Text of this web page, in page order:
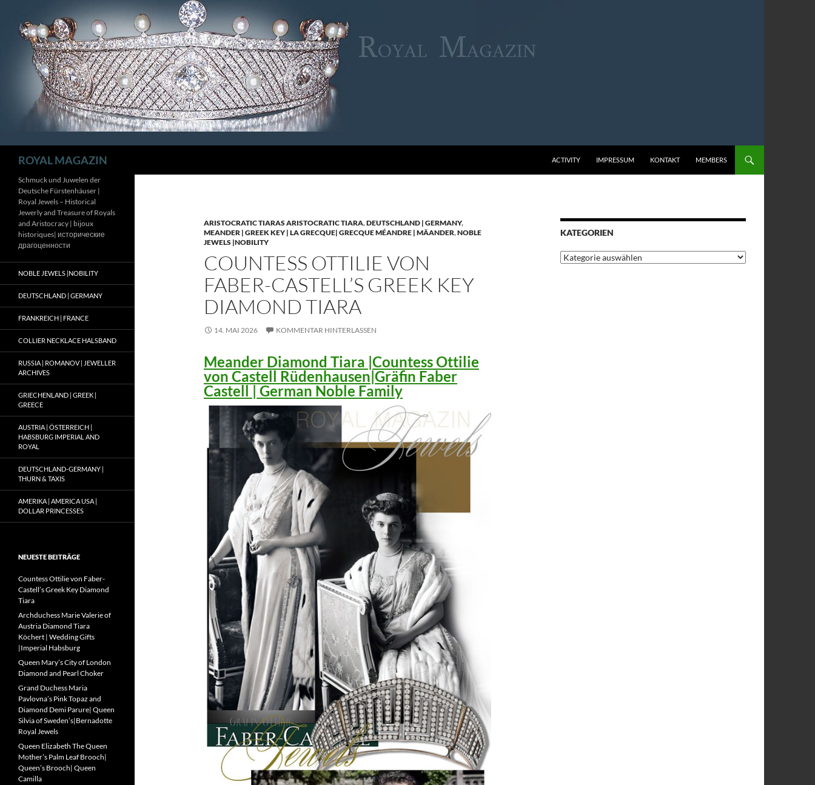
Inhalt
springen
ROYAL MAGAZIN ACTIVITY IMPRESSUM KONTAKT MEMBERS
ARISTOCRATIC TIARAS ARISTOCRATIC TIARA,DEUTSCHLAND | GERMANY,
MEANDER | GREEK KEY | LA GRECQUE| GRECQUE MÉANDRE | MÄANDER,NOBLE
JEWELS |NOBILITY
COUNTESS OTTILIE VON
FABER-CASTELL’S GREEK KEY
DIAMOND TIARA
14. MAI 2026 KOMMENTAR HINTERLASSEN
Meander Diamond Tiara |Countess Ottilie
von Castell Rüdenhausen|Gräfin Faber
Castell | German Noble Family
KATEGORIEN
Kategorien
Schmuck und Juwelen der
Deutsche Fürstenhäuser |
Royal Jewels – Historical
Jewerly and Treasure of Royals
and Aristocracy | bijoux
historiques| исторические
драгоценности
NOBLE JEWELS |NOBILITY
DEUTSCHLAND | GERMANY
FRANKREICH | FRANCE
COLLIER NECKLACE HALSBAND
RUSSIA | ROMANOV | JEWELLER
ARCHIVES
GRIECHENLAND | GREEK |
GREECE
AUSTRIA | ÖSTERREICH |
HABSBURG IMPERIAL AND
ROYAL
DEUTSCHLAND-GERMANY |
THURN & TAXIS
AMERIKA | AMERICA USA |
DOLLAR PRINCESSES
NEUESTE BEITRÄGE
Countess Ottilie von Faber-
Castell’s Greek Key Diamond
Tiara
Archduchess Marie Valerie of
Austria Diamond Tiara
Köchert | Wedding Gifts
|Imperial Habsburg
Queen Mary’s City of London
Diamond and Pearl Choker
Grand Duchess Maria
Pavlovna’s Pink Topaz and
Diamond Demi Parure| Queen
Silvia of Sweden’s|Bernadotte
Royal Jewels
Queen Elizabeth The Queen
Mother’s Palm Leaf Brooch|
Queen’s Brooch| Queen
Camilla